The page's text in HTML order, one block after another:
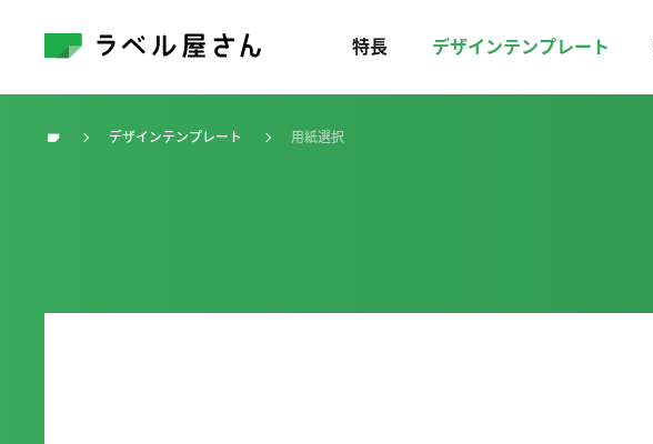
特長 デザインテンプレート
トップ デザインテンプレート 用紙選択